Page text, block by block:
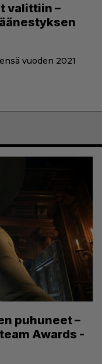
valittiin –
vuoden 2021
puhuneet –
Awards -